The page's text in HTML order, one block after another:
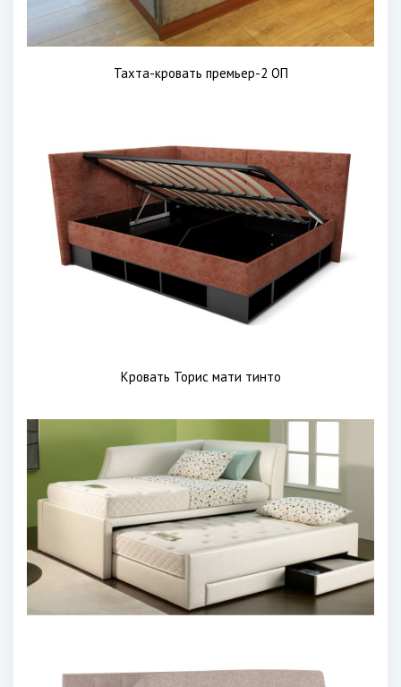
Тахта-кровать премьер-2 ОП
Кровать Торис мати тинто